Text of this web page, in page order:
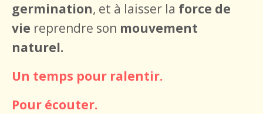
germination, et à laisser la force de
vie reprendre son mouvement
naturel.
Un temps pour ralentir.
Pour écouter.